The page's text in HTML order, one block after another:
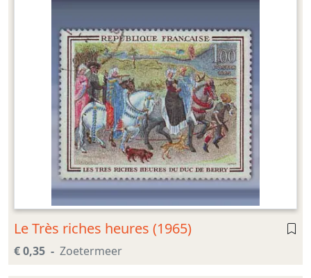
Le Très riches heures (1965)
€ 0,35 Zoetermeer